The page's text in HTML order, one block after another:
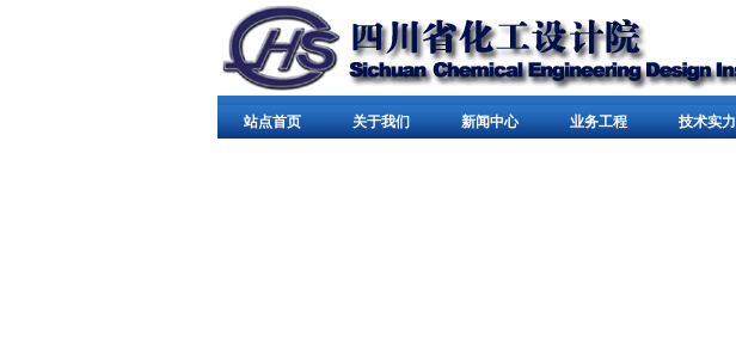
站点首页 关于我们 新闻中心 业务工程 技术实力